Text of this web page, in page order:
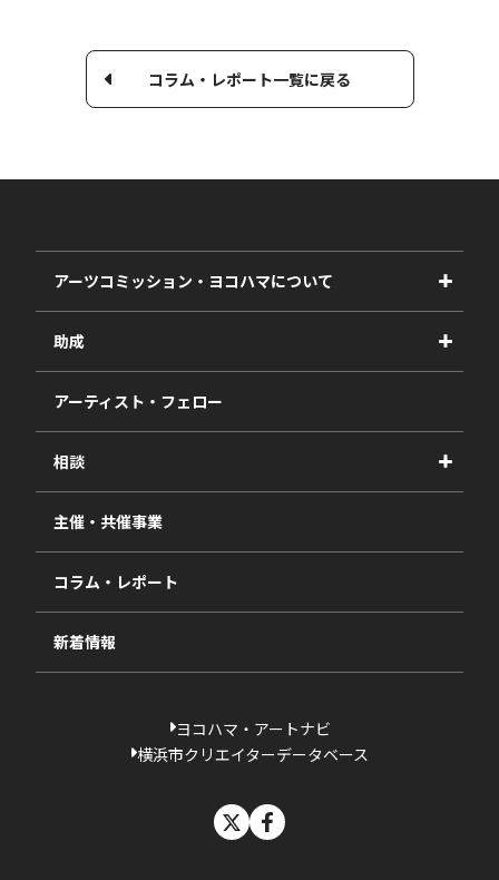
コラム・レポート一覧に戻る
アーツコミッション・ヨコハマについて
事業紹介
事業報告書
助成
2027年度
2026年度
2025年度
2024年度
2023年度
過去の採択一覧
アーティスト・フェロー
相談
視察・ヒアリング・研究
相談依頼フォーム
主催・共催事業
コラム・レポート
新着情報
ヨコハマ・アートナビ
横浜市クリエイターデータベース